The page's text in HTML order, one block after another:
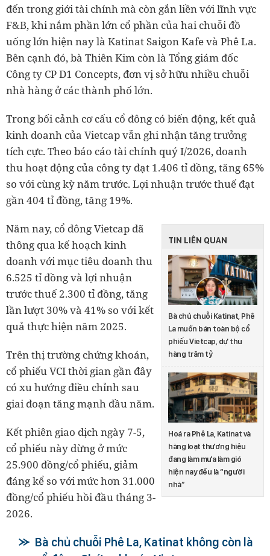
đến trong giới tài chính mà còn gắn liền với lĩnh vực
F&B, khi nắm phần lớn cổ phần của hai chuỗi đồ
uống lớn hiện nay là Katinat Saigon Kafe và Phê La.
Bên cạnh đó, bà Thiên Kim còn là Tổng giám đốc
Công ty CP D1 Concepts, đơn vị sở hữu nhiều chuỗi
nhà hàng ở các thành phố lớn.
Trong bối cảnh cơ cấu cổ đông có biến động, kết quả
kinh doanh của Vietcap vẫn ghi nhận tăng trưởng
tích cực. Theo báo cáo tài chính quý I/2026, doanh
thu hoạt động của công ty đạt 1.406 tỉ đồng, tăng 65%
so với cùng kỳ năm trước. Lợi nhuận trước thuế đạt
gần 404 tỉ đồng, tăng 19%.
TIN LIÊN QUAN
Bà chủ chuỗi Katinat, Phê
La muốn bán toàn bộ cổ
phiếu Vietcap, dự thu
hàng trăm tỷ
Hoá ra Phê La, Katinat và
hàng loạt thương hiệu
đang làm mưa làm gió
hiện nay đều là “người
nhà”
Năm nay, cổ đông Vietcap đã
thông qua kế hoạch kinh
doanh với mục tiêu doanh thu
6.525 tỉ đồng và lợi nhuận
trước thuế 2.300 tỉ đồng, tăng
lần lượt 30% và 41% so với kết
quả thực hiện năm 2025.
Trên thị trường chứng khoán,
cổ phiếu VCI thời gian gần đây
có xu hướng điều chỉnh sau
giai đoạn tăng mạnh đầu năm.
Kết phiên giao dịch ngày 7-5,
cổ phiếu này dừng ở mức
25.900 đồng/cổ phiếu, giảm
đáng kể so với mức hơn 31.000
đồng/cổ phiếu hồi đầu tháng 3-
2026.
Bà chủ chuỗi Phê La, Katinat không còn là